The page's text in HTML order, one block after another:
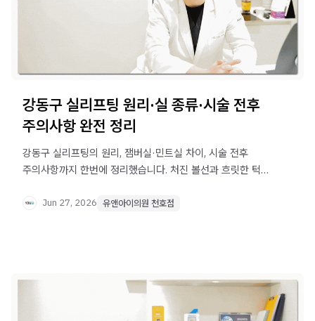
강동구 실리프팅 원리·실 종류·시술 전후
주의사항 완전 정리
강동구 실리프팅의 원리, 잼버실·민트실 차이, 시술 전후
주의사항까지 한번에 정리했습니다. 처진 볼선과 흐릿한 턱
Jun 27, 2026 유앤아이의원 천호점